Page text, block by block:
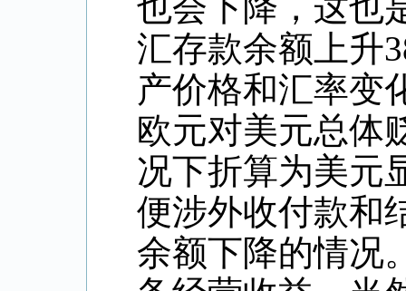
汇存款余额上升
产价格和汇率变
欧元对美元总体
况下折算为美元
便涉外收付款和
余额下降的情况